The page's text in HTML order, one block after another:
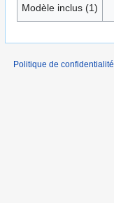
Modèle inclus (1)
Politique de confidentialité